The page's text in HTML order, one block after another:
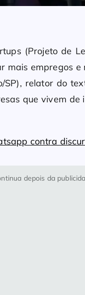
(Projeto de
mais empregos
SP), relator do
que vivem
contra
depois da